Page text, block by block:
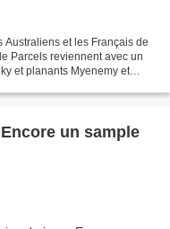
Australiens et les Français de
Parcels reviennent avec un
et planants Myenemy et
un sample